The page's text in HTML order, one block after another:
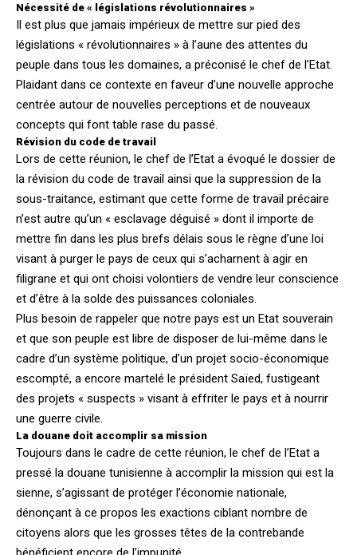
Nécessité de « législations révolutionnaires »
Il est plus que jamais impérieux de mettre sur pied des
législations « révolutionnaires » à l’aune des attentes du
peuple dans tous les domaines, a préconisé le chef de l’Etat.
Plaidant dans ce contexte en faveur d’une nouvelle approche
centrée autour de nouvelles perceptions et de nouveaux
concepts qui font table rase du passé.
Révision du code de travail
Lors de cette réunion, le chef de l’Etat a évoqué le dossier de
la révision du code de travail ainsi que la suppression de la
sous-traitance, estimant que cette forme de travail précaire
n’est autre qu’un « esclavage déguisé » dont il importe de
mettre fin dans les plus brefs délais sous le règne d’une loi
visant à purger le pays de ceux qui s’acharnent à agir en
filigrane et qui ont choisi volontiers de vendre leur conscience
et d’être à la solde des puissances coloniales.
Plus besoin de rappeler que notre pays est un Etat souverain
et que son peuple est libre de disposer de lui-même dans le
cadre d’un système politique, d’un projet socio-économique
escompté, a encore martelé le président Saïed, fustigeant
des projets « suspects » visant à effriter le pays et à nourrir
une guerre civile.
La douane doit accomplir sa mission
Toujours dans le cadre de cette réunion, le chef de l’Etat a
pressé la douane tunisienne à accomplir la mission qui est la
sienne, s’agissant de protéger l’économie nationale,
dénonçant à ce propos les exactions ciblant nombre de
citoyens alors que les grosses têtes de la contrebande